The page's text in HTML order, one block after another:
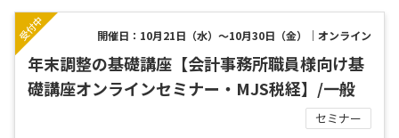
開催日：10月21日（水）～10月30日（金）｜オンライン
年末調整の基礎講座【会計事務所職員様向け基
礎講座オンラインセミナー・MJS税経】/一般
セミナー